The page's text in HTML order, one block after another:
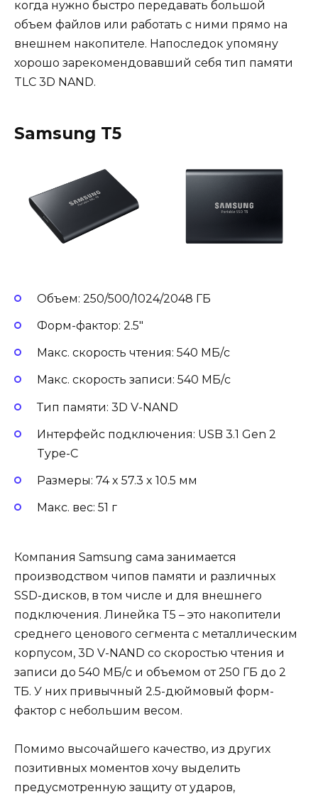
когда нужно быстро передавать большой
объем файлов или работать с ними прямо на
внешнем накопителе. Напоследок упомяну
хорошо зарекомендовавший себя тип памяти
TLC 3D NAND.
Samsung T5
Объем: 250/500/1024/2048 ГБ
Форм-фактор: 2.5″
Макс. скорость чтения: 540 МБ/с
Макс. скорость записи: 540 МБ/с
Тип памяти: 3D V-NAND
Интерфейс подключения: USB 3.1 Gen 2
Type-C
Размеры: 74 x 57.3 x 10.5 мм
Макс. вес: 51 г
Компания Samsung сама занимается
производством чипов памяти и различных
SSD-дисков, в том числе и для внешнего
подключения. Линейка T5 – это накопители
среднего ценового сегмента с металлическим
корпусом, 3D V-NAND со скоростью чтения и
записи до 540 МБ/с и объемом от 250 ГБ до 2
ТБ. У них привычный 2.5-дюймовый форм-
фактор с небольшим весом.
Помимо высочайшего качество, из других
позитивных моментов хочу выделить
предусмотренную защиту от ударов,